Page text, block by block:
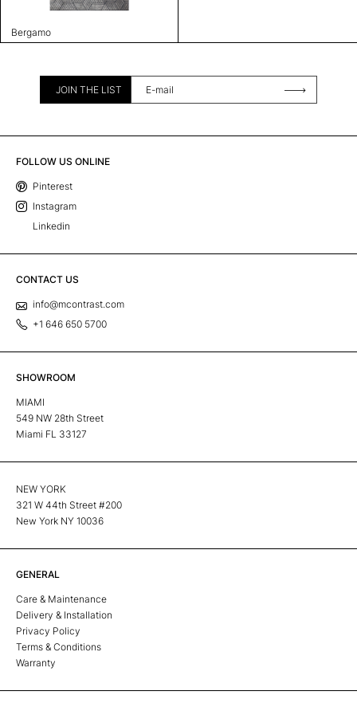
Bergamo
JOIN THE LIST
FOLLOW US ONLINE
Pinterest
Instagram
Linkedin
CONTACT US
info@mcontrast.com
+1 646 650 5700
SHOWROOM
MIAMI
549 NW 28th Street
Miami FL 33127
NEW YORK
321 W 44th Street #200
New York NY 10036
GENERAL
Care & Maintenance
Delivery & Installation
Privacy Policy
Terms & Conditions
Warranty